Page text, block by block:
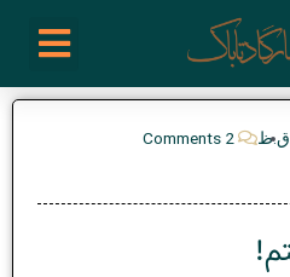
2 Comments